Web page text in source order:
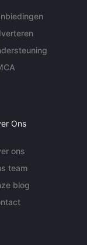
Ons
ons
team
blog